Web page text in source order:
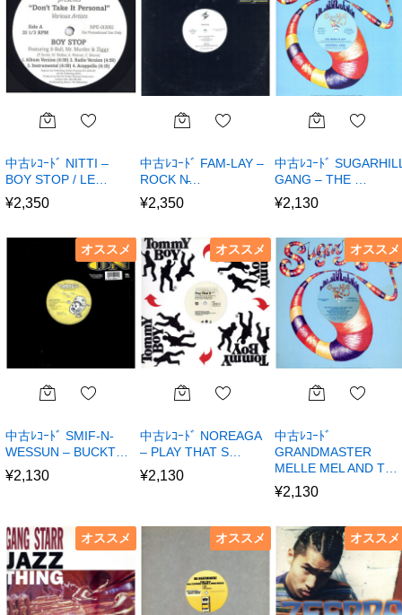
中古ﾚｺｰﾄﾞ NITTI –
BOY STOP / LE…
¥2,350
中古ﾚｺｰﾄﾞ FAM-LAY –
ROCK N̵…
¥2,350
中古ﾚｺｰﾄﾞ
GANG – THE …
¥2,130
オススメ
中古ﾚｺｰﾄﾞ SMIF-N-
WESSUN – BUCKT…
¥2,130
オススメ
中古ﾚｺｰﾄﾞ NOREAGA
– PLAY THAT S…
¥2,130
オススメ
中古ﾚｺｰﾄﾞ
GRANDMASTER
MELLE MEL AND T…
¥2,130
オススメ オススメ オススメ